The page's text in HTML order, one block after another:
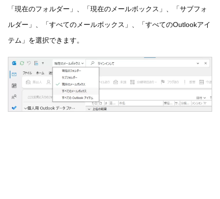
「現在のフォルダー」、「現在のメールボックス」、「サブフォ
ルダー」、「すべてのメールボックス」、「すべてのOutlookアイ
テム」を選択できます。